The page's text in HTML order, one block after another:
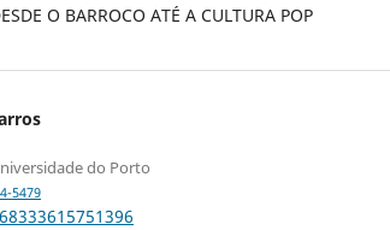
O BARROCO ATÉ A CULTURA POP
do Porto
5479